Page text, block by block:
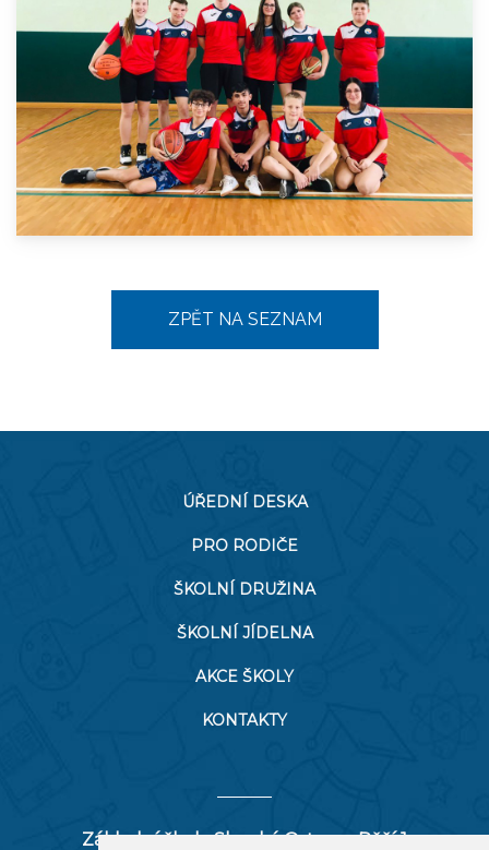
ZPĚT NA SEZNAM
ÚŘEDNÍ DESKA
PRO RODIČE
ŠKOLNÍ DRUŽINA
ŠKOLNÍ JÍDELNA
AKCE ŠKOLY
KONTAKTY
Základní škola Slezská Ostrava, Pěší 1